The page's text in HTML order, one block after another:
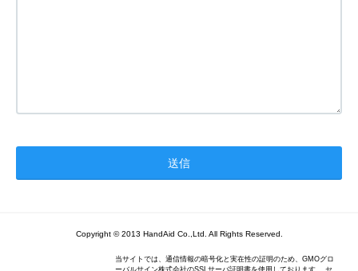
Copyright © 2013 HandAid Co.,Ltd. All Rights Reserved.
当サイトでは、通信情報の暗号化と実在性の証明のため、GMOグロ
ーバルサイン株式会社のSSLサーバ証明書を使用しております。 セ